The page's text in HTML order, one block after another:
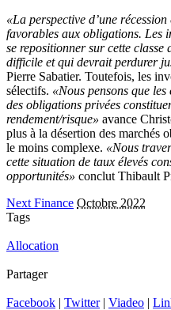
«La perspective d’une
favorables aux obligations. Les
se repositionner sur cette classe
difficile et qui devrait perdurer
Pierre Sabatier. Toutefois, les
sélectifs. «Nous pensons que
des obligations privées
rendement/risque» avance
plus à la désertion des marchés
le moins complexe. «Nous
cette situation de taux élevés
opportunités» conclut Thibault
Next Finance Octobre 2022
Tags
Allocation
Partager
Facebook | Twitter| Viadeo |